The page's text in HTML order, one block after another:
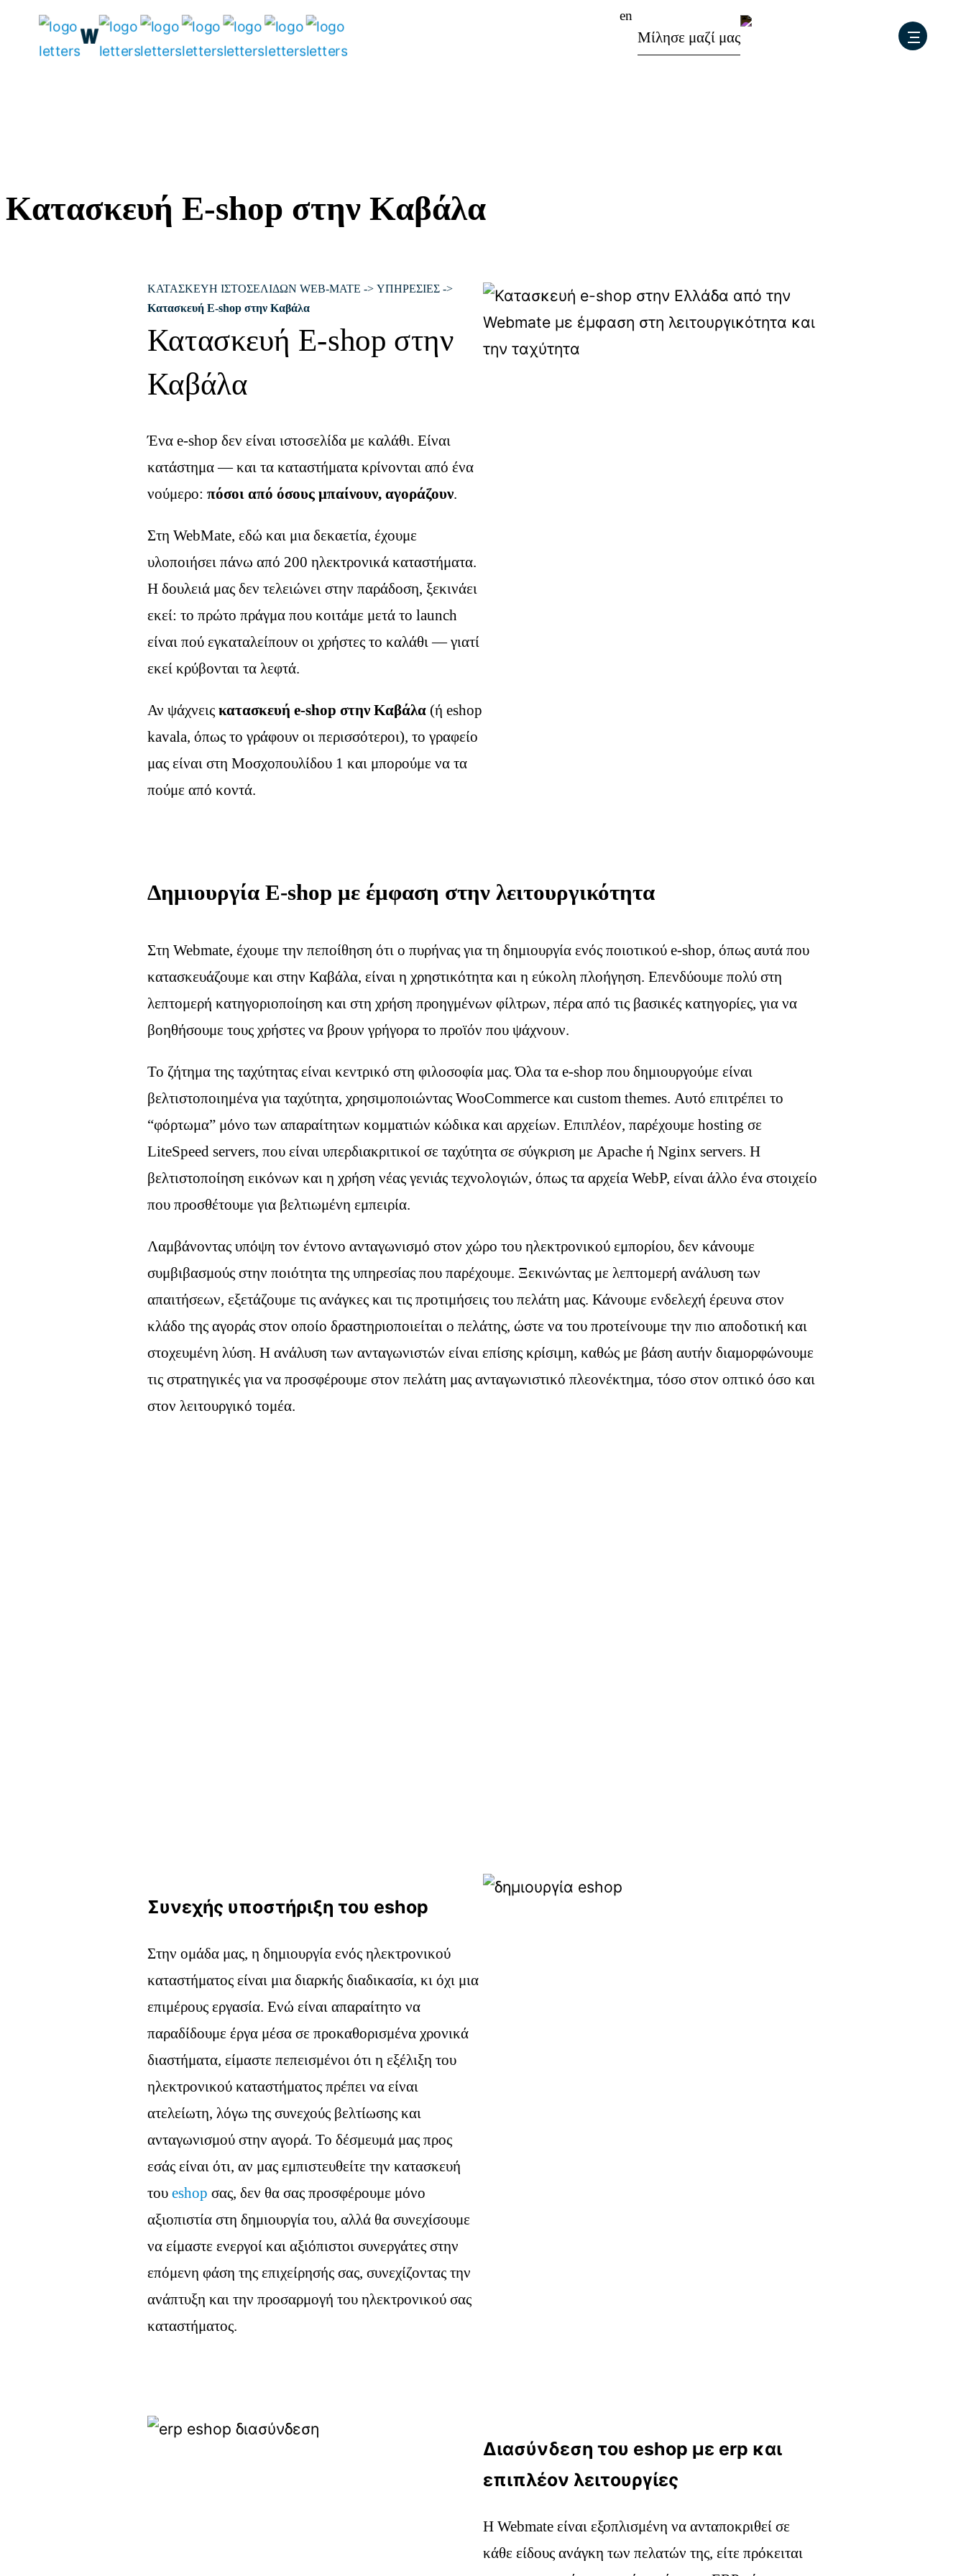
Μετάβαση
en
Μίλησε μαζί μας
Κατασκευή E-shop στην Καβάλα
ΚΑΤΑΣΚΕΥΗ ΙΣΤΟΣΕΛΙΔΩΝ WEB-MATE -> ΥΠΗΡΕΣΙΕΣ->
Κατασκευή E-shop στην Καβάλα
Κατασκευή E-shop στην
Καβάλα
Ένα e-shop δεν είναι ιστοσελίδα με καλάθι. Είναι
κατάστημα — και τα καταστήματα κρίνονται από ένα
νούμερο: πόσοι από όσους μπαίνουν, αγοράζουν.
Στη WebMate, εδώ και μια δεκαετία, έχουμε
υλοποιήσει πάνω από 200 ηλεκτρονικά καταστήματα.
Η δουλειά μας δεν τελειώνει στην παράδοση, ξεκινάει
εκεί: το πρώτο πράγμα που κοιτάμε μετά το launch
είναι πού εγκαταλείπουν οι χρήστες το καλάθι — γιατί
εκεί κρύβονται τα λεφτά.
Αν ψάχνεις κατασκευή e-shop στην Καβάλα(ή eshop
kavala, όπως το γράφουν οι περισσότεροι), το γραφείο
μας είναι στη Μοσχοπουλίδου 1 και μπορούμε να τα
πούμε από κοντά.
Δημιουργία E-shop με έμφαση στην λειτουργικότητα
Στη Webmate, έχουμε την πεποίθηση ότι ο πυρήνας για τη δημιουργία ενός ποιοτικού e-shop, όπως αυτά που
κατασκευάζουμε και στην Καβάλα, είναι η χρηστικότητα και η εύκολη πλοήγηση. Επενδύουμε πολύ στη
λεπτομερή κατηγοριοποίηση και στη χρήση προηγμένων φίλτρων, πέρα από τις βασικές κατηγορίες, για να
βοηθήσουμε τους χρήστες να βρουν γρήγορα το προϊόν που ψάχνουν.
Το ζήτημα της ταχύτητας είναι κεντρικό στη φιλοσοφία μας. Όλα τα e-shop που δημιουργούμε είναι
βελτιστοποιημένα για ταχύτητα, χρησιμοποιώντας WooCommerce και custom themes. Αυτό επιτρέπει το
“φόρτωμα” μόνο των απαραίτητων κομματιών κώδικα και αρχείων. Επιπλέον, παρέχουμε hosting σε
LiteSpeed servers, που είναι υπερδιακριτικοί σε ταχύτητα σε σύγκριση με Apache ή Nginx servers. Η
βελτιστοποίηση εικόνων και η χρήση νέας γενιάς τεχνολογιών, όπως τα αρχεία WebP, είναι άλλο ένα στοιχείο
που προσθέτουμε για βελτιωμένη εμπειρία.
Λαμβάνοντας υπόψη τον έντονο ανταγωνισμό στον χώρο του ηλεκτρονικού εμπορίου, δεν κάνουμε
συμβιβασμούς στην ποιότητα της υπηρεσίας που παρέχουμε. Ξεκινώντας με λεπτομερή ανάλυση των
απαιτήσεων, εξετάζουμε τις ανάγκες και τις προτιμήσεις του πελάτη μας. Κάνουμε ενδελεχή έρευνα στον
κλάδο της αγοράς στον οποίο δραστηριοποιείται ο πελάτης, ώστε να του προτείνουμε την πιο αποδοτική και
στοχευμένη λύση. Η ανάλυση των ανταγωνιστών είναι επίσης κρίσιμη, καθώς με βάση αυτήν διαμορφώνουμε
τις στρατηγικές για να προσφέρουμε στον πελάτη μας ανταγωνιστικό πλεονέκτημα, τόσο στον οπτικό όσο και
στον λειτουργικό τομέα.
Συνεχής υποστήριξη του eshop
Στην ομάδα μας, η δημιουργία ενός ηλεκτρονικού
καταστήματος είναι μια διαρκής διαδικασία, κι όχι μια
επιμέρους εργασία. Ενώ είναι απαραίτητο να
παραδίδουμε έργα μέσα σε προκαθορισμένα χρονικά
διαστήματα, είμαστε πεπεισμένοι ότι η εξέλιξη του
ηλεκτρονικού καταστήματος πρέπει να είναι
ατελείωτη, λόγω της συνεχούς βελτίωσης και
ανταγωνισμού στην αγορά. Το δέσμευμά μας προς
εσάς είναι ότι, αν μας εμπιστευθείτε την κατασκευή
του eshop σας, δεν θα σας προσφέρουμε μόνο
αξιοπιστία στη δημιουργία του, αλλά θα συνεχίσουμε
να είμαστε ενεργοί και αξιόπιστοι συνεργάτες στην
επόμενη φάση της επιχείρησής σας, συνεχίζοντας την
ανάπτυξη και την προσαρμογή του ηλεκτρονικού σας
καταστήματος.
Διασύνδεση του eshop με erp και
επιπλέον λειτουργίες
Η Webmate είναι εξοπλισμένη να ανταποκριθεί σε
κάθε είδους ανάγκη των πελατών της, είτε πρόκειται